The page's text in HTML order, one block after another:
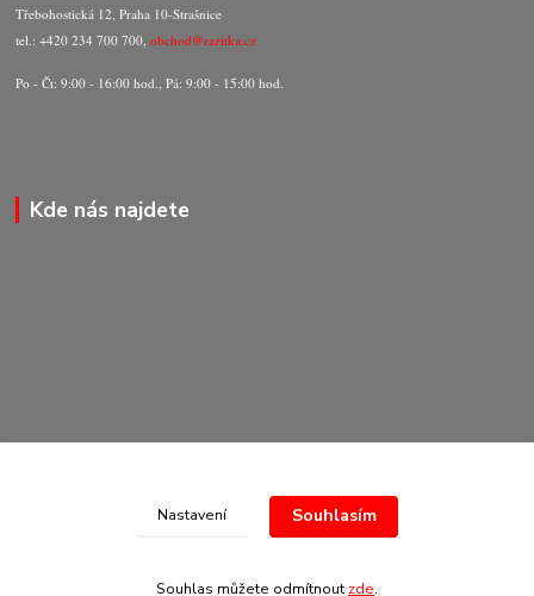
Třebohostická 12, Praha 10-Strašnice
tel.: +420 234 700 700,obchod@razitka.cz
Po - Čt: 9:00 - 16:00 hod., Pá: 9:00 - 15:00 hod.
Kde nás najdete
© Copyright 2020-2026 Marking Center CZ a.s.
Nastavení Souhlasím
Souhlas můžete odmítnout zde.